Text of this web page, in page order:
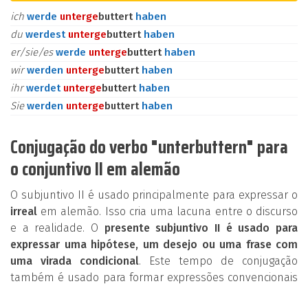
ich werde untergebuttert haben
du werdest untergebuttert haben
er/sie/eswerde untergebuttert haben
wirwerden untergebuttert haben
ihrwerdet untergebuttert haben
Siewerden untergebuttert haben
Conjugação do verbo "unterbuttern" para
o conjuntivo II em alemão
O subjuntivo II é usado principalmente para expressar o
irreal em alemão. Isso cria uma lacuna entre o discurso
e a realidade. O presente subjuntivo II é usado para
expressar uma hipótese, um desejo ou uma frase com
uma virada condicional. Este tempo de conjugação
também é usado para formar expressões convencionais